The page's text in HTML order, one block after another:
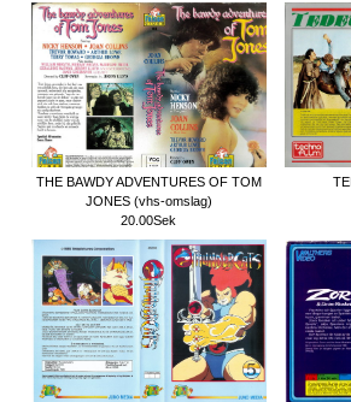
THE BAWDY ADVENTURES OF TOM
JONES (vhs-omslag)
20.00Sek